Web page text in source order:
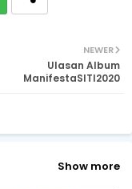
NEWER
Ulasan Album
ManifestaSITI2020
Show more